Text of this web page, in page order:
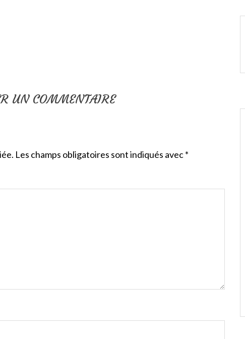
UN COMMENTAIRE
Les champs obligatoires sont indiqués avec*